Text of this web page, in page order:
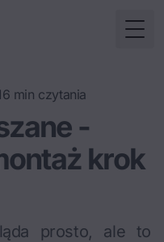
min czytania
-
krok
prosto, ale to